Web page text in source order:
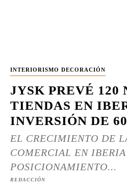
INTERIORISMO DECORACIÓN
JYSK PREVÉ 120
TIENDAS EN
INVERSIÓN DE
EL CRECIMIENTO DE
COMERCIAL EN
POSICIONAMIENTO...
REDACCIÓN